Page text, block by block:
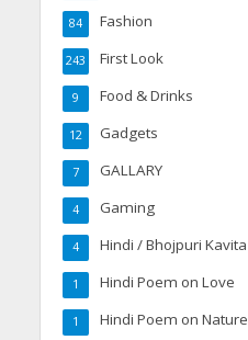
Fashion
84
First Look
243
Food & Drinks
9
Gadgets
12
GALLARY
7
Gaming
4
Hindi / Bhojpuri Kavita
4
Hindi Poem on Love
1
Hindi Poem on Nature
1